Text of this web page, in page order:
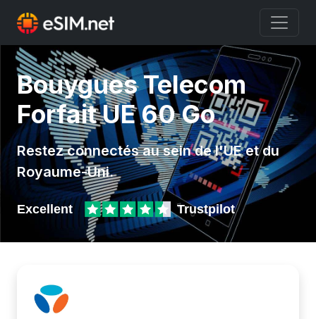
Bouygues Telecom
Forfait UE 60 Go
Restez connectés au sein de l'UE et du
Royaume-Uni.